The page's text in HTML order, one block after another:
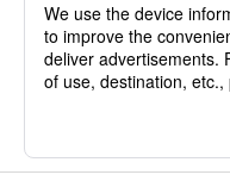
カスタマーサービス